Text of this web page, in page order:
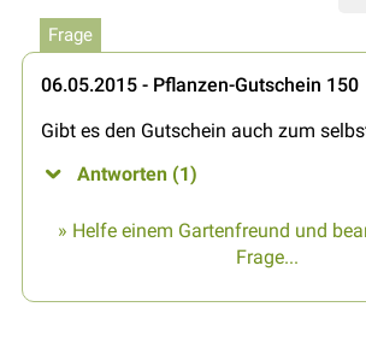
Frage
06.05.2015 - Pflanzen-Gutschein 150
Gibt es den Gutschein auch zum
Antworten (1)
» Helfe einem Gartenfreund und
Frage...